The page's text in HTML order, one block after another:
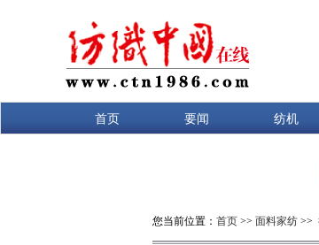
首页 要闻 纺机
您当前位置： 首页 >> 面料家纺 >>